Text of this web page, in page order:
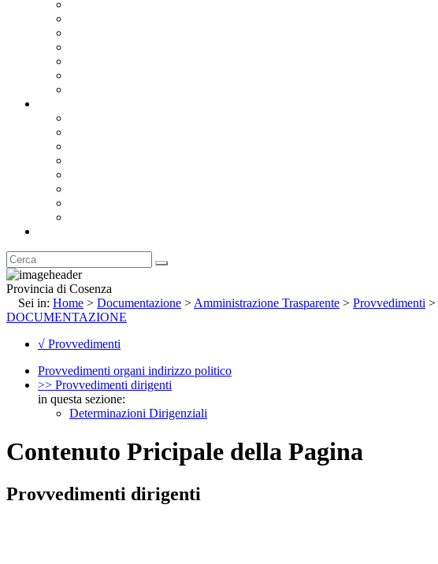
Provincia di Cosenza
Sei in: Home > Documentazione > Amministrazione Trasparente > Provvedimenti >
DOCUMENTAZIONE
√ Provvedimenti
Provvedimenti organi indirizzo politico
>> Provvedimenti dirigenti
in questa sezione:
Determinazioni Dirigenziali
Contenuto Pricipale della Pagina
Provvedimenti dirigenti